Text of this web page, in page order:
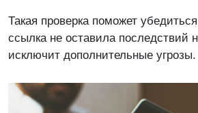
Такая проверка поможет
ссылка не оставила последствий
исключит дополнительные угрозы.